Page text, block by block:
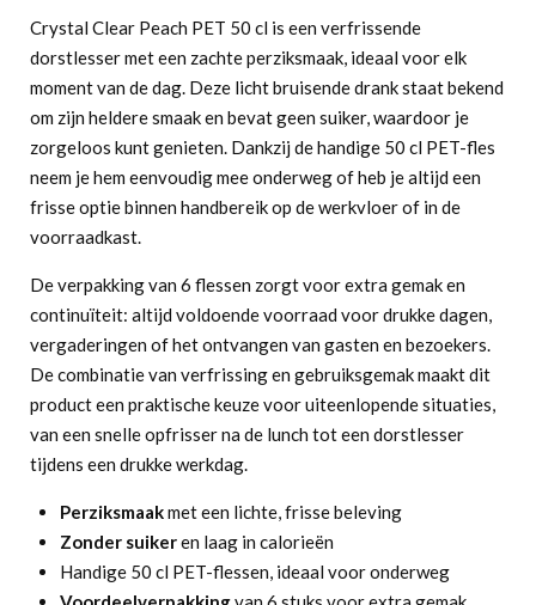
Crystal Clear Peach PET 50 cl is een verfrissende
dorstlesser met een zachte perziksmaak, ideaal voor elk
moment van de dag. Deze licht bruisende drank staat bekend
om zijn heldere smaak en bevat geen suiker, waardoor je
zorgeloos kunt genieten. Dankzij de handige 50 cl PET-fles
neem je hem eenvoudig mee onderweg of heb je altijd een
frisse optie binnen handbereik op de werkvloer of in de
voorraadkast.
De verpakking van 6 flessen zorgt voor extra gemak en
continuïteit: altijd voldoende voorraad voor drukke dagen,
vergaderingen of het ontvangen van gasten en bezoekers.
De combinatie van verfrissing en gebruiksgemak maakt dit
product een praktische keuze voor uiteenlopende situaties,
van een snelle opfrisser na de lunch tot een dorstlesser
tijdens een drukke werkdag.
Perziksmaakmet een lichte, frisse beleving
Zonder suikeren laag in calorieën
Handige 50 cl PET-flessen, ideaal voor onderweg